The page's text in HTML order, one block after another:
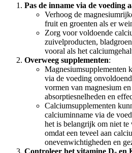
Pas de inname via de voeding
Verhoog de
fruit en groenten als er
Zorg voor voldoende
zuivelproducten,
vooral als het
Overweeg supplementen:
Magnesiumsupplementen
via de voeding
vormen van magnesium
absorptiesnelheden en
Calciumsupplementen
calciuminname via de
het is belangrijk om niet te
omdat een teveel aan
onevenwichtigheden en
Controleer het vitamine D- en